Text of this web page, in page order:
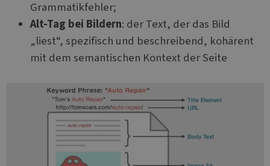
Grammatikfehler;
Alt-Tag bei Bildern: der Text, der das Bild
„liest“, spezifisch und beschreibend, kohärent
mit dem semantischen Kontext der Seite